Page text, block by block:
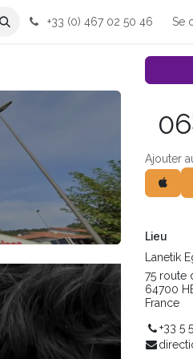
+33 (0) 467 02 50 46 Se
06
Ajouter
Lieu
Lanetik
75 route
64700
France
+33 5